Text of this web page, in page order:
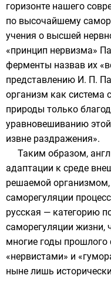
горизонте нашего
по высочайшему
учения о высшей
«принцип нервизма»
ферменты назвав их
представлению И. П.
организм как система
природы только
уравновешиванию
извне раздражения».
Таким образом,
адаптации к среде
решаемой
саморегуляции
русская — категорию
саморегуляции жизни,
многие годы
«нервистами» и
ныне лишь